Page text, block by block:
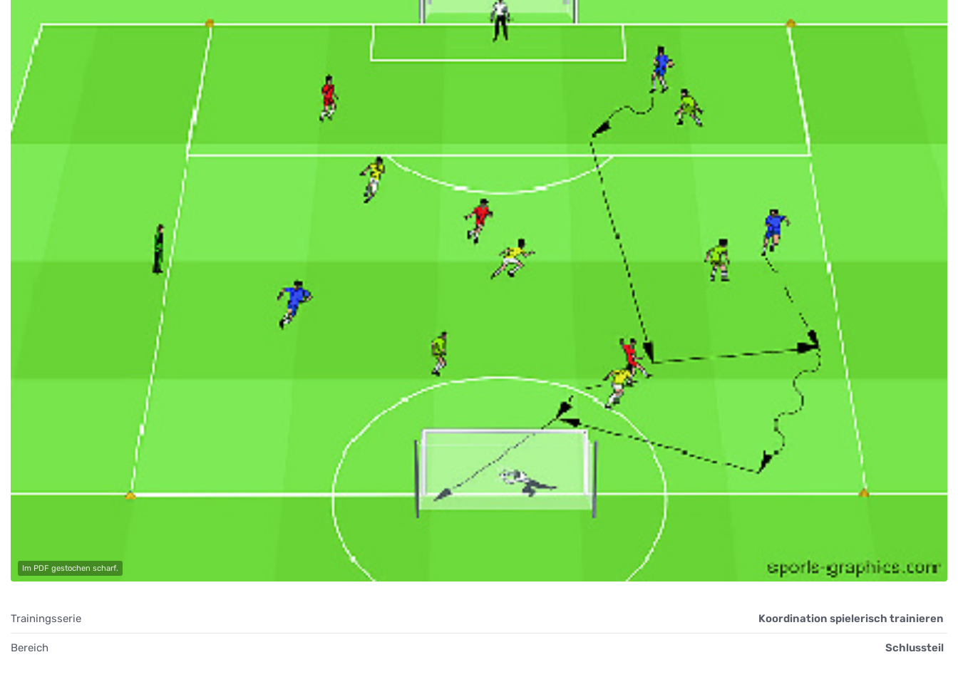
Im PDF gestochen scharf.
Trainingsserie Koordination spielerisch trainieren
Bereich Schlussteil